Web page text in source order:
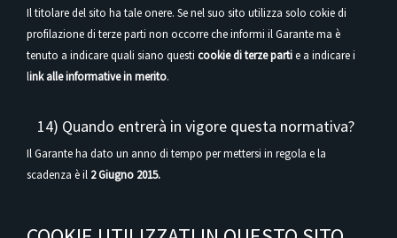
Il titolare del sito ha tale onere. Se nel suo sito utilizza solo cokie di
profilazione di terze parti non occorre che informi il Garante ma è
tenuto a indicare quali siano questi cookie di terze partie a indicare i
link alle informative in merito.
14) Quando entrerà in vigore questa normativa?
Il Garante ha dato un anno di tempo per mettersi in regola e la
scadenza è il 2 Giugno 2015.